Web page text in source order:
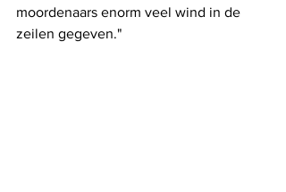
moordenaars enorm veel wind in de
zeilen gegeven."